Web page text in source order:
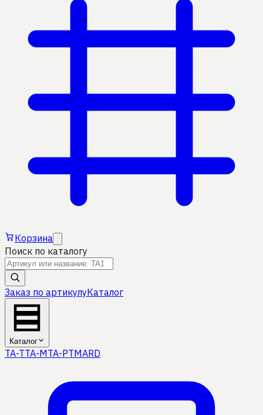
Корзина
Поиск по каталогу
Заказ по артикулуКаталог
Каталог
TA-TTA-MTA-PTMARD